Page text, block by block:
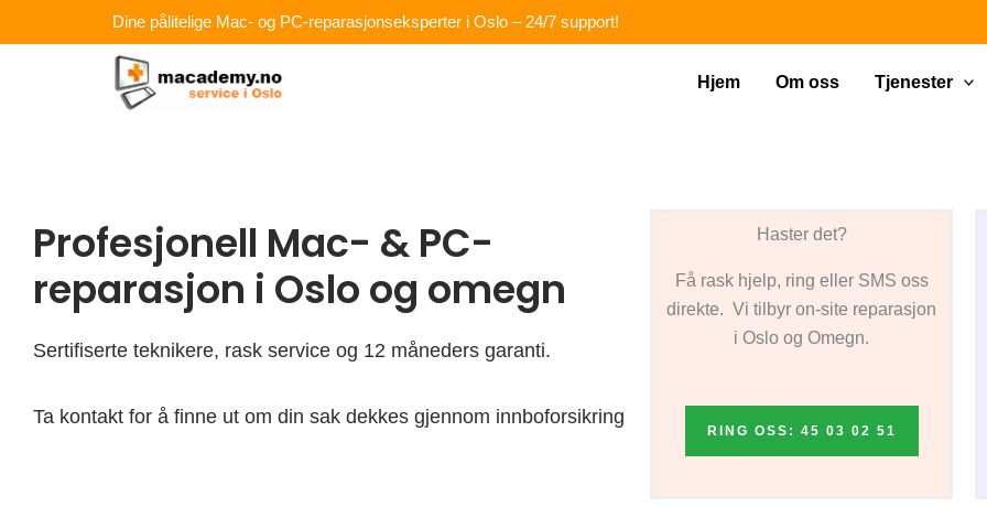
rett
Dine pålitelige Mac- og PC-reparasjonseksperter i Oslo – 24/7 support!
Hjem Om oss Tjenester
Profesjonell Mac- & PC-
reparasjon i Oslo og omegn
Sertifiserte teknikere, rask service og 12 måneders garanti.
Ta kontakt for å finne ut om din sak dekkes gjennom innboforsikring
Haster det?
Få rask hjelp, ring eller SMS oss
direkte. Vi tilbyr on-site reparasjon
i Oslo og Omegn.
RING OSS: 45 03 02 51